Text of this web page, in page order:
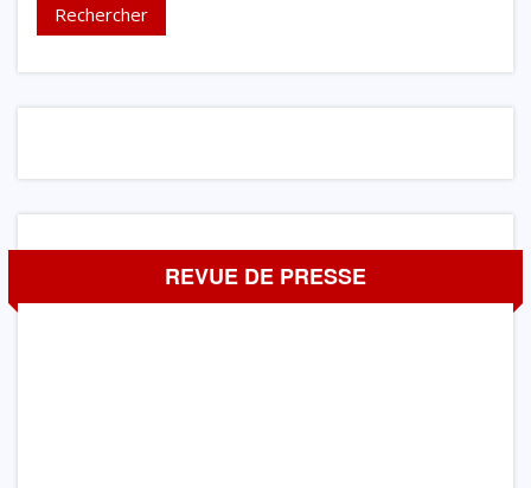
REVUE DE PRESSE